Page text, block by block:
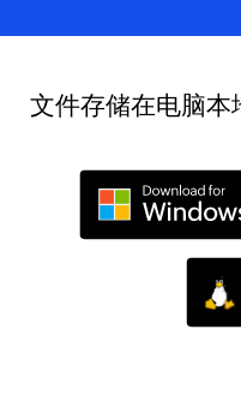
文件存储在电脑本